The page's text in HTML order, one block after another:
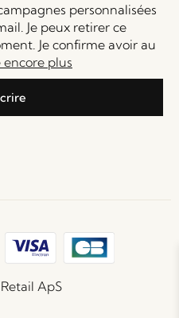
personnalisées
Je peux retirer ce
Je confirme avoir au
plus
ApS